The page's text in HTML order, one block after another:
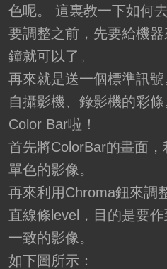
色呢。 這裏教一下如何去
要調整之前，先要給機
鐘就可以了。
再來就是送一個標準訊
自攝影機、錄影機的彩
Color Bar啦！
首先將ColorBar的畫面
單色的影像。
再來利用Chroma鈕來調
直線條level，目的是要
一致的影像。
如下圖所示：